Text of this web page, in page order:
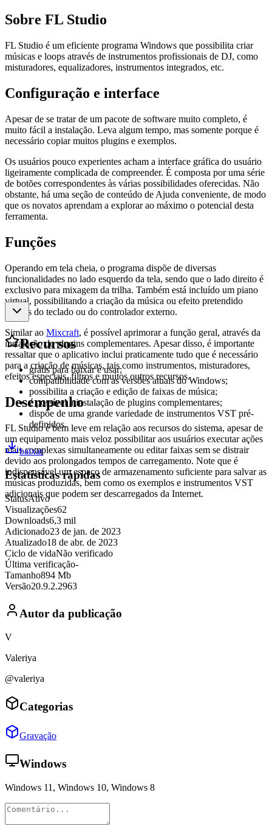
Sobre FL Studio
FL Studio é um eficiente programa Windows que possibilita criar
músicas e loops através de instrumentos profissionais de DJ, como
misturadores, equalizadores, instrumentos integrados, etc.
Configuração e interface
Apesar de se tratar de um pacote de software muito completo, é
muito fácil a instalação. Leva algum tempo, mas somente porque é
necessário copiar muitos plugins e exemplos.
Os usuários pouco experientes acham a interface gráfica do usuário
ligeiramente complicada de compreender. É composta por uma série
de botões correspondentes às várias possibilidades oferecidas. Não
obstante, há uma seção de conteúdo de Ajuda conveniente, de modo
que os novatos aprendam a explorar ao máximo o potencial desta
ferramenta.
Funções
Operando em tela cheia, o programa dispõe de diversas
funcionalidades no lado esquerdo da tela, sendo que o lado direito é
exclusivo para mixagem da trilha. Também está incluído um piano
virtual, possibilitando a criação da música ou efeito pretendido
através do teclado ou do controlador externo.
Similar ao Mixcraft, é possível aprimorar a função geral, através da
instalação de plugins complementares. Apesar disso, é importante
ressaltar que o aplicativo inclui praticamente tudo que é necessário
para a criação de músicas, tais como instrumentos, misturadores,
efeitos especiais, filtros e muitos outros recursos.
Desempenho
FL Studio é bem leve em relação aos recursos do sistema, apesar de
um equipamento mais veloz possibilitar aos usuários executar ações
mais complexas simultaneamente ou editar faixas sem se distrair
devido aos prolongados tempos de carregamento. Note que é
indispensável um espaço de armazenamento suficiente para salvar as
músicas produzidas, bem como os exemplos e instrumentos VST
adicionais que podem ser descarregados da Internet.
Recursos
grátis para baixar e usar;
compatibilidade com as versões atuais do Windows;
possibilita a criação e edição de faixas de música;
é possível a instalação de plugins complementares;
dispõe de uma grande variedade de instrumentos VST pré-
definidos.
baixar
Estatísticas rápidas
StatusAtivo
Visualizações62
Downloads6,3 mil
Adicionado23 de jan. de 2023
Atualizado18 de abr. de 2023
Ciclo de vidaNão verificado
Última verificação-
Tamanho894 Mb
Versão20.9.2.2963
Autor da publicação
V
Valeriya
@valeriya
Categorias
Gravação
Windows
Windows 11, Windows 10, Windows 8